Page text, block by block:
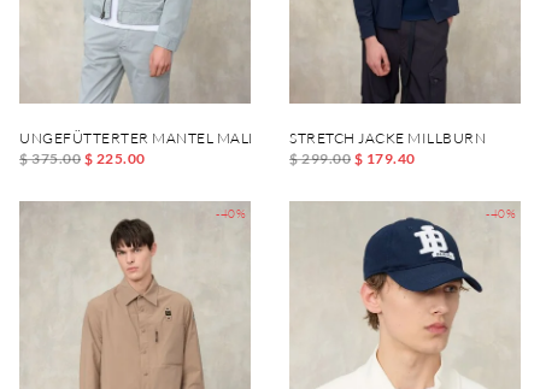
UNGEFÜTTERTER MANTEL MALLON DYED
$ 375.00 $ 225.00
STRETCH JACKE MILLBURN
$ 299.00 $ 179.40
-40% -40%